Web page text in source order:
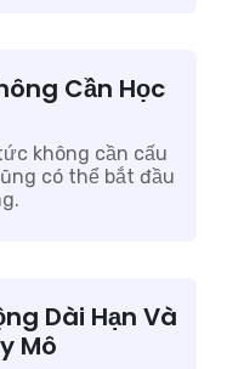
Cần Học
không cần cấu
có thể bắt đầu
Dài Hạn Và
Mô